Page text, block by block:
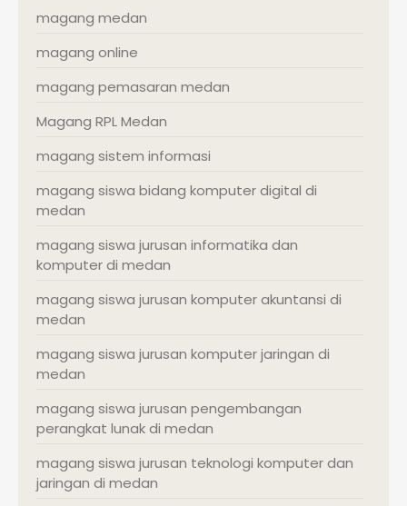
magang medan
magang online
magang pemasaran medan
Magang RPL Medan
magang sistem informasi
magang siswa bidang komputer digital di
medan
magang siswa jurusan informatika dan
komputer di medan
magang siswa jurusan komputer akuntansi di
medan
magang siswa jurusan komputer jaringan di
medan
magang siswa jurusan pengembangan
perangkat lunak di medan
magang siswa jurusan teknologi komputer dan
jaringan di medan